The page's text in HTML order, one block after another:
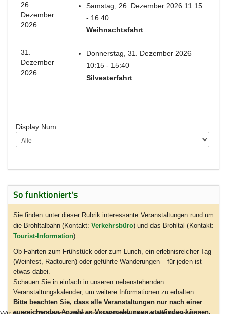
26.
Dezember
2026
Samstag, 26. Dezember 2026 11:15
- 16:40
Weihnachtsfahrt
31.
Dezember
2026
Donnerstag, 31. Dezember 2026
10:15 - 15:40
Silvesterfahrt
Display Num
So funktioniert's
Sie finden unter dieser Rubrik interessante Veranstaltungen rund um
die Brohltalbahn (Kontakt: Verkehrsbüro) und das Brohltal (Kontakt:
Tourist-Information).
Ob Fahrten zum Frühstück oder zum Lunch, ein erlebnisreicher Tag
(Weinfest, Radtouren) oder geführte Wanderungen – für jeden ist
etwas dabei.
Schauen Sie in einfach in unseren nebenstehenden
Veranstaltungskalender, um weitere Informationen zu erhalten.
Bitte beachten Sie, dass alle Veranstaltungen nur nach einer
ausreichenden Anzahl an Voranmeldungen stattfinden können.